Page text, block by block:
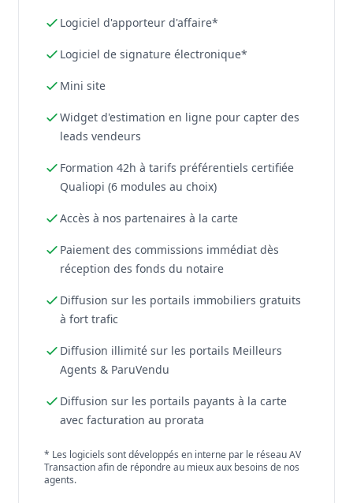
Logiciel d'apporteur d'affaire*
Logiciel de signature électronique*
Mini site
Widget d'estimation en ligne pour capter des
leads vendeurs
Formation 42h à tarifs préférentiels certifiée
Qualiopi (6 modules au choix)
Accès à nos partenaires à la carte
Paiement des commissions immédiat dès
réception des fonds du notaire
Diffusion sur les portails immobiliers gratuits
à fort trafic
Diffusion illimité sur les portails Meilleurs
Agents & ParuVendu
Diffusion sur les portails payants à la carte
avec facturation au prorata
* Les logiciels sont développés en interne par le réseau AV
Transaction afin de répondre au mieux aux besoins de nos
agents.